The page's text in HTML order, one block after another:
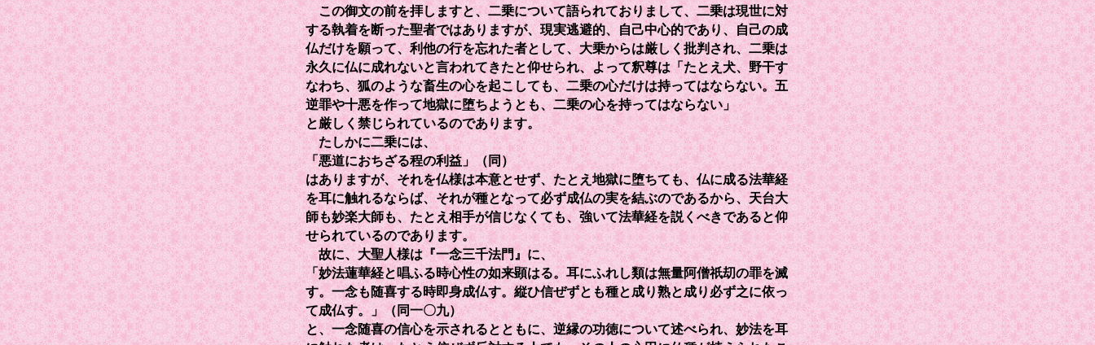
この御文の前を拝しますと、二乗について語られておりまして、二乗は現世に対
する執着を断った聖者ではありますが、現実逃避的、自己中心的であり、自己の成
仏だけを願って、利他の行を忘れた者として、大乗からは厳しく批判され、二乗は
永久に仏に成れないと言われてきたと仰せられ、よって釈尊は「たとえ犬、野干す
なわち、狐のような畜生の心を起こしても、二乗の心だけは持ってはならない。五
逆罪や十悪を作って地獄に堕ちようとも、二乗の心を持ってはならない」
と厳しく禁じられているのであります。
たしかに二乗には、
「悪道におちざる程の利益」（同）
はありますが、それを仏様は本意とせず、たとえ地獄に堕ちても、仏に成る法華経
を耳に触れるならば、それが種となって必ず成仏の実を結ぶのであるから、天台大
師も妙楽大師も、たとえ相手が信じなくても、強いて法華経を説くべきであると仰
せられているのであります。
故に、大聖人様は『一念三千法門』に、
「妙法蓮華経と唱ふる時心性の如来顕はる。耳にふれし類は無量阿僧祇刧の罪を滅
す。一念も随喜する時即身成仏す。縦ひ信ぜずとも種と成り熟と成り必ず之に依っ
て成仏す。」（同一〇九）
と、一念随喜の信心を示されるとともに、逆縁の功徳について述べられ、妙法を耳